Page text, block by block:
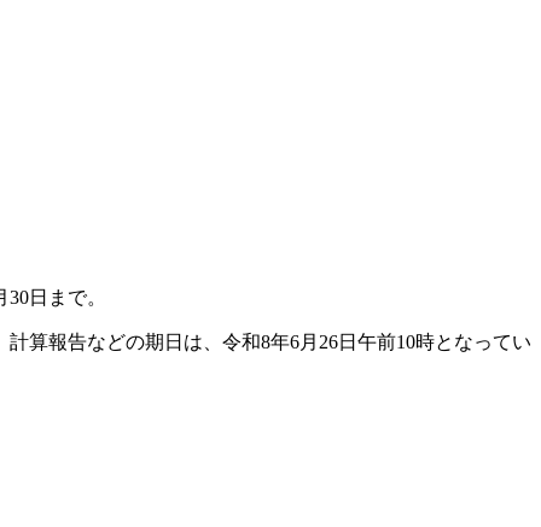
日まで。
算報告などの期日は、令和8年6月26日午前10時となってい